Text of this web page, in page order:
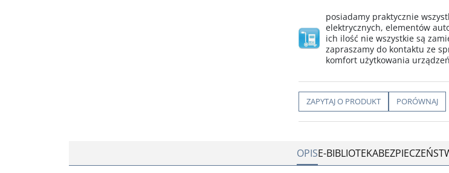
posiadamy praktycznie
elektrycznych, elementów
ich ilość nie wszystkie są
zapraszamy do kontaktu ze
komfort użytkowania
ZAPYTAJ O PRODUKT PORÓWNAJ
OPISE-BIBLIOTEKA